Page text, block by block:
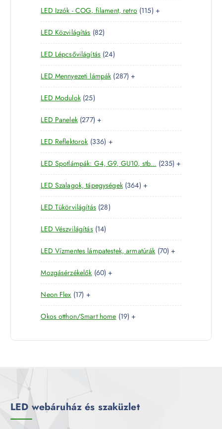
k
é
k
r
m
é
k
7
t
e
r
m
é
k
LED Izzók - COG, filament, retro 1151
1
t
r
é
+
LED Közvilágítás 828
2
t
e
r
m
k
LED Lépcsővilágítás 242
4
t
e
m
k
LED Mennyezeti lámpák 2872
8
t
r
é
k
+
LED Modulok 252
5
t
e
r
m
é
k
LED Panelek 2772
7
7
t
e
r
m
é
k
+
LED Reflektorok 3363
3
6
t
e
r
m
é
k
+
LED Spotlámpák: G4, G9, GU10, stb... 2352
3
t
r
é
k
+
LED Szalagok, tápegységek 3643
6
t
r
m
é
+
LED Tükörvilágítás 282
8
e
r
m
é
k
LED Vészvilágítás 141
4
t
e
r
m
k
LED Vízmentes lámpatestek, armatúrák 707
0
e
m
+
Mozgásérzékelők 606
0
e
r
é
+
Neon Flex 171
7
t
r
+
Okos otthon/Smart home 191
t
+
LED webáruház és szaküzlet